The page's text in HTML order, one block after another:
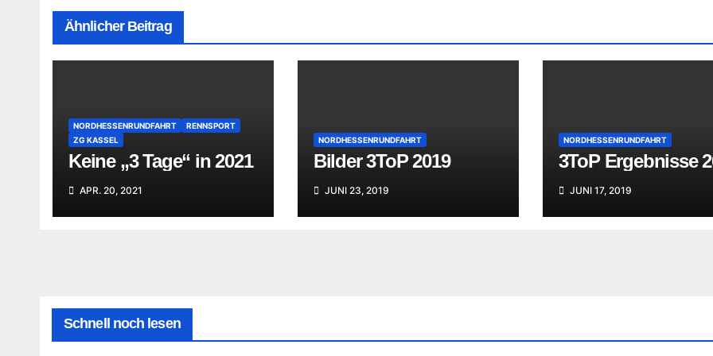
Ähnlicher Beitrag
NORDHESSENRUNDFAHRT
RENNSPORT
ZG KASSEL
Keine „3 Tage“ in 2021
APR. 20, 2021
NORDHESSENRUNDFAHRT
Bilder 3ToP 2019
JUNI 23, 2019
NORDHESSENRUNDFAHRT
3ToP Ergebnisse
JUNI 17, 2019
Schnell noch lesen